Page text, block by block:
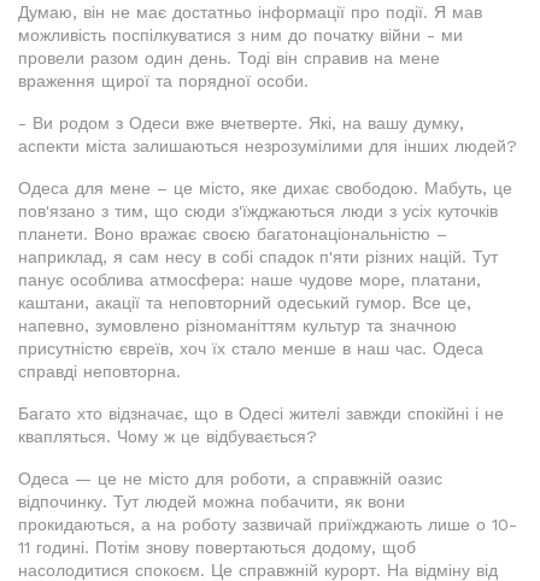
Думаю, він не має достатньо інформації про події. Я мав
можливість поспілкуватися з ним до початку війни - ми
провели разом один день. Тоді він справив на мене
враження щирої та порядної особи.
- Ви родом з Одеси вже вчетверте. Які, на вашу думку,
аспекти міста залишаються незрозумілими для інших людей?
Одеса для мене – це місто, яке дихає свободою. Мабуть, це
пов'язано з тим, що сюди з'їжджаються люди з усіх куточків
планети. Воно вражає своєю багатонаціональністю –
наприклад, я сам несу в собі спадок п'яти різних націй. Тут
панує особлива атмосфера: наше чудове море, платани,
каштани, акації та неповторний одеський гумор. Все це,
напевно, зумовлено різноманіттям культур та значною
присутністю євреїв, хоч їх стало менше в наш час. Одеса
справді неповторна.
Багато хто відзначає, що в Одесі жителі завжди спокійні і не
квапляться. Чому ж це відбувається?
Одеса — це не місто для роботи, а справжній оазис
відпочинку. Тут людей можна побачити, як вони
прокидаються, а на роботу зазвичай приїжджають лише о 10-
11 годині. Потім знову повертаються додому, щоб
насолодитися спокоєм. Це справжній курорт. На відміну від